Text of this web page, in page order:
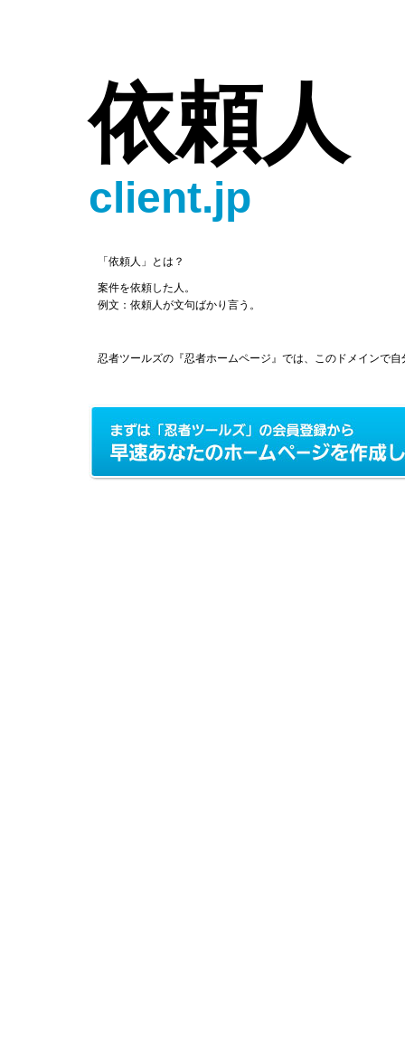
依頼人
client.jp
「依頼人」とは？
案件を依頼した人。
例文：依頼人が文句ばかり言う。
忍者ツールズの『忍者ホームページ』では、このドメインで